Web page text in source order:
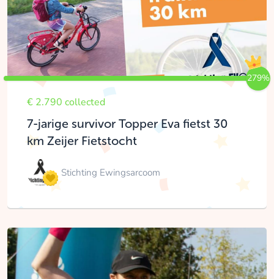
279%
€ 2.790 collected
7-jarige survivor Topper Eva fietst 30
km Zeijer Fietstocht
Stichting Ewingsarcoom